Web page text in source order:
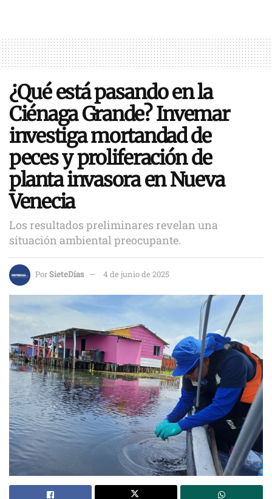
¿Qué está pasando en la
Ciénaga Grande? Invemar
investiga mortandad de
peces y proliferación de
planta invasora en Nueva
Venecia
Los resultados preliminares revelan una
situación ambiental preocupante.
PorSieteDías 4 de junio de 2025